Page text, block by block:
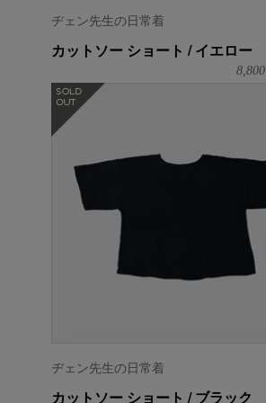
ヂェン先生の日常着
カットソー ショート / イエロー
8,800
ヂェン先生の日常着
カットソー ショート / ブラック